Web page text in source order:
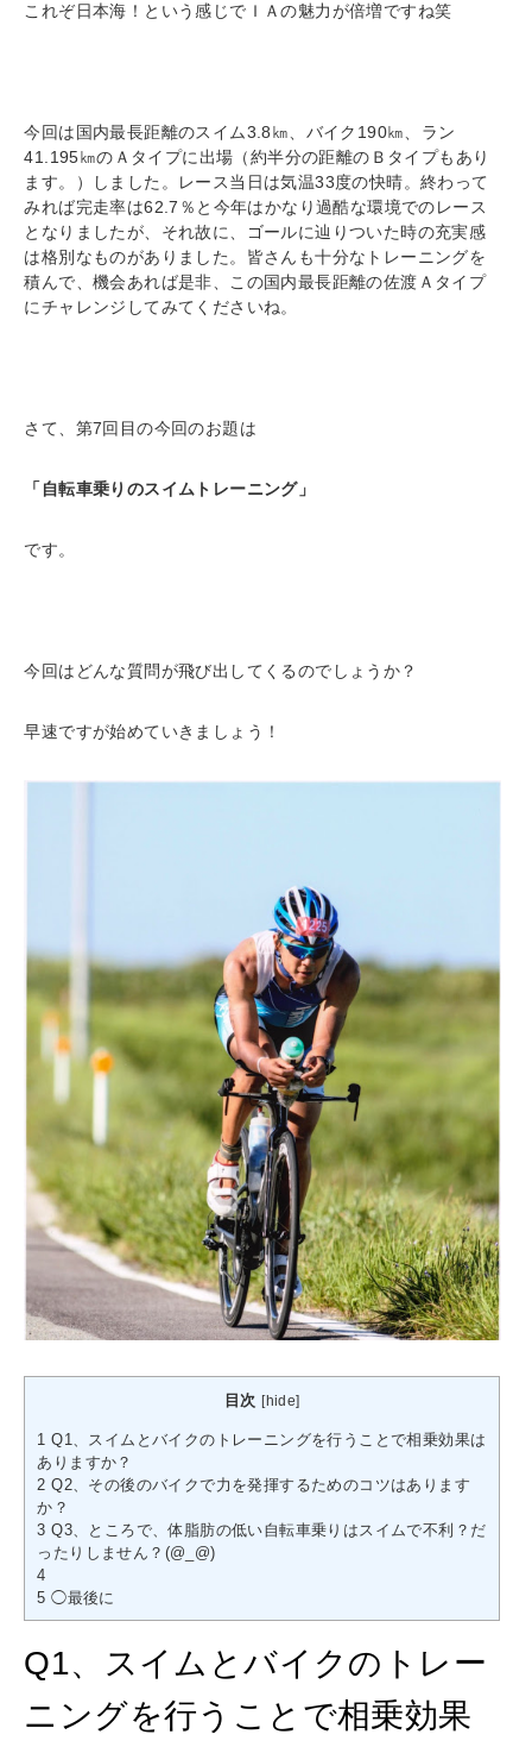
これぞ日本海！という感じでＩＡの魅力が倍増ですね笑
今回は国内最長距離のスイム3.8㎞、バイク190㎞、ラン
41.195㎞のＡタイプに出場（約半分の距離のＢタイプもあり
ます。）しました。レース当日は気温33度の快晴。終わって
みれば完走率は62.7％と今年はかなり過酷な環境でのレース
となりましたが、それ故に、ゴールに辿りついた時の充実感
は格別なものがありました。皆さんも十分なトレーニングを
積んで、機会あれば是非、この国内最長距離の佐渡Ａタイプ
にチャレンジしてみてくださいね。
さて、第7回目の今回のお題は
「自転車乗りのスイムトレーニング」
です。
今回はどんな質問が飛び出してくるのでしょうか？
早速ですが始めていきましょう！
目次 [hide]
1 Q1、スイムとバイクのトレーニングを行うことで相乗効果は
ありますか？
2 Q2、その後のバイクで力を発揮するためのコツはあります
か？
3 Q3、ところで、体脂肪の低い自転車乗りはスイムで不利？だ
ったりしません？(@_@)
4
5 ◯最後に
Q1、スイムとバイクのトレー
ニングを行うことで相乗効果